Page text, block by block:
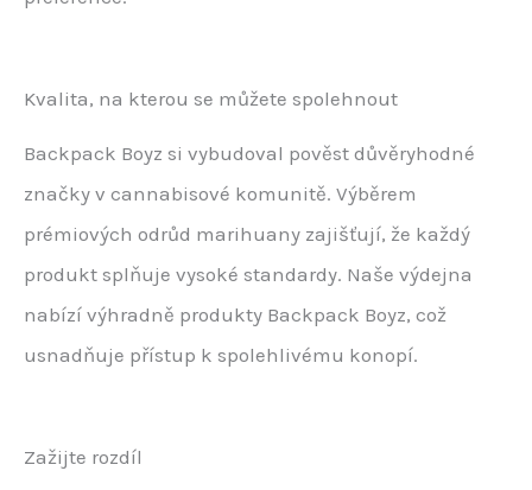
Kvalita, na kterou se můžete spolehnout
Backpack Boyz si vybudoval pověst důvěryhodné
značky v cannabisové komunitě. Výběrem
prémiových odrůd marihuany zajišťují, že každý
produkt splňuje vysoké standardy. Naše výdejna
nabízí výhradně produkty Backpack Boyz, což
usnadňuje přístup k spolehlivému konopí.
Zažijte rozdíl